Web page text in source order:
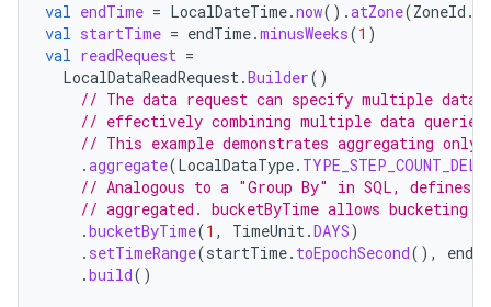
val endTime = LocalDateTime.now().atZone(ZoneId .
val startTime = endTime.minusWeeks(1 )
val readRequest =
LocalDataReadRequest.Builder()
// The data request can specify multiple data
// effectively combining multiple data
// This example demonstrates aggregating only
.aggregate(LocalDataType.
// Analogous to a "Group By" in SQL, defines
// aggregated. bucketByTime allows bucketing
.bucketByTime(1 , TimeUnit.DAYS)
. setTimeRange(startTime. toEpochSecond(),
.build()